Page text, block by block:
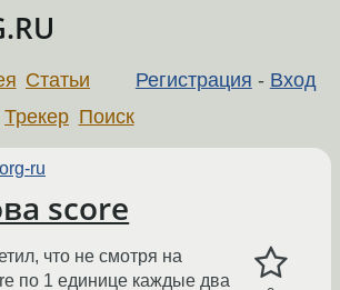
Регистрация - Вход
Статьи
Трекер Поиск
ru
score
что не смотря на
по 1 единице каждые два